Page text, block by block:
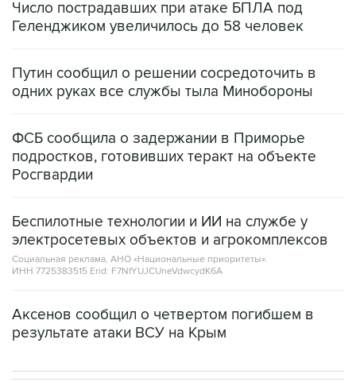
Путин сообщил о решении сосредоточить в
ФСБ сообщила о задержании в Приморье
Росгвардии
Беспилотные технологии и ИИ на службе у
Социальная реклама, АНО «Национальные приоритеты».
ИНН 7725383515 Erid: F7NfYUJCUneVdwcydK6A
Аксенов сообщил о четвертом погибшем в